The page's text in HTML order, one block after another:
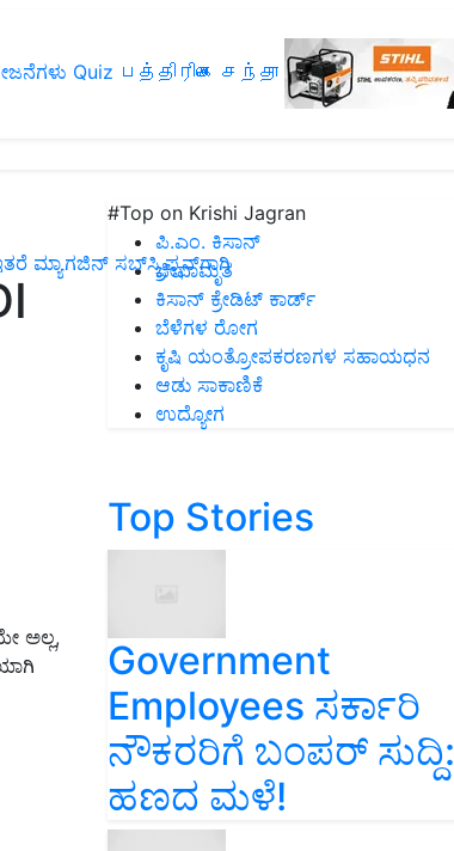
Quiz பத்திரிகை சந்தா
ಮ್ಯಾಗಜಿನ್‌ ಸಬ್‌ಸ್ಕ್ರಿಪ್ಷನ್‌ಗಾಗಿ
ಅಲ್ಲ,
#Top on Krishi Jagran
ಪಿ.ಎಂ. ಕಿಸಾನ್
ಜೀವಾಮೃತ
ಕಿಸಾನ್ ಕ್ರೇಡಿಟ್ ಕಾರ್ಡ್
ಬೆಳೆಗಳ ರೋಗ
ಕೃಷಿ ಯಂತ್ರೋಪಕರಣಗಳ ಸಹಾಯಧನ
ಆಡು ಸಾಕಾಣಿಕೆ
ಉದ್ಯೋಗ
Top Stories
Government
Employees ಸರ್ಕಾರಿ
ನೌಕರರಿಗೆ ಬಂಪರ್‌ ಸುದ್ದಿ:
ಹಣದ ಮಳೆ!